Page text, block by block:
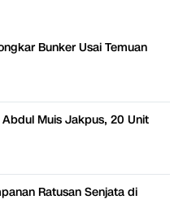
Bunker Usai Temuan
Muis Jakpus, 20 Unit
Ratusan Senjata di